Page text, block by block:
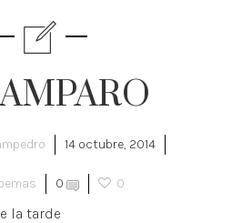
14 octubre, 2014
0 0
la tarde